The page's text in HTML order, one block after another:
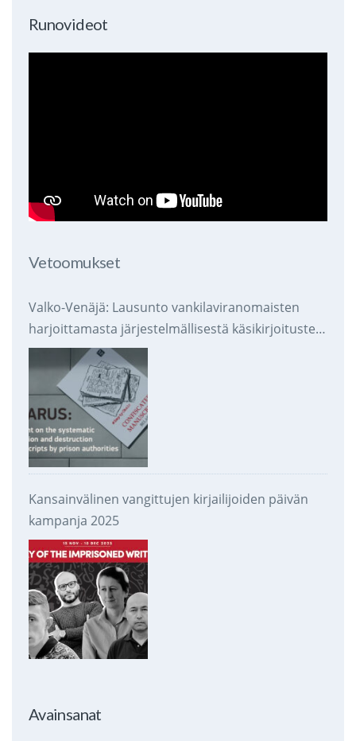
Runovideot
Vetoomukset
Valko-Venäjä: Lausunto vankilaviranomaisten
harjoittamasta järjestelmällisestä käsikirjoitusten
takavarikoinnista ja tuhoamisesta
Kansainvälinen vangittujen kirjailijoiden päivän
kampanja 2025
Avainsanat